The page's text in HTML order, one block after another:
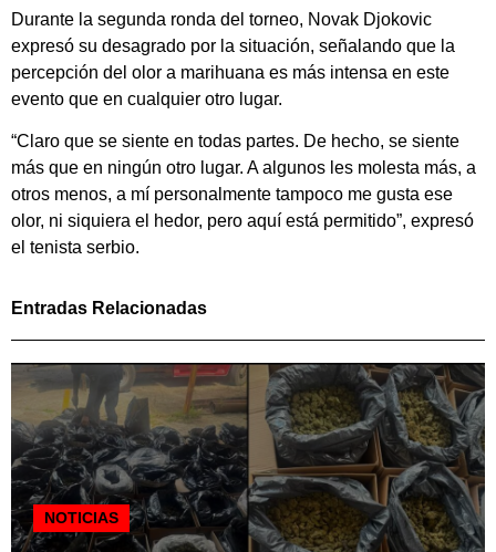
Durante la segunda ronda del torneo, Novak Djokovic
expresó su desagrado por la situación, señalando que la
percepción del olor a marihuana es más intensa en este
evento que en cualquier otro lugar.
“Claro que se siente en todas partes. De hecho, se siente
más que en ningún otro lugar. A algunos les molesta más, a
otros menos, a mí personalmente tampoco me gusta ese
olor, ni siquiera el hedor, pero aquí está permitido”, expresó
el tenista serbio.
Entradas Relacionadas
NOTICIAS